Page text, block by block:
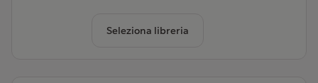
Seleziona libreria